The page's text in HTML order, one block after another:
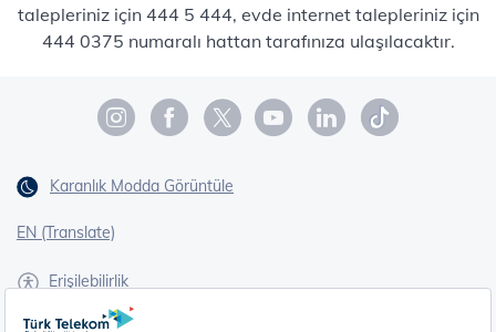
talepleriniz için 444 5 444, evde internet talepleriniz için
444 0375 numaralı hattan tarafınıza ulaşılacaktır.
Karanlık Modda Görüntüle
EN (Translate)
Erişilebilirlik